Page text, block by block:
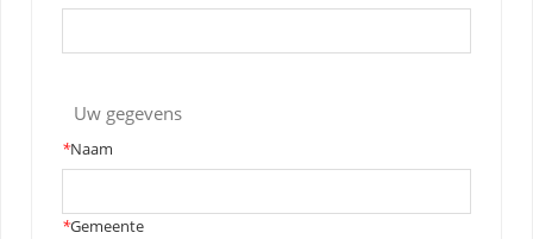
Uw gegevens
*Naam
*Gemeente